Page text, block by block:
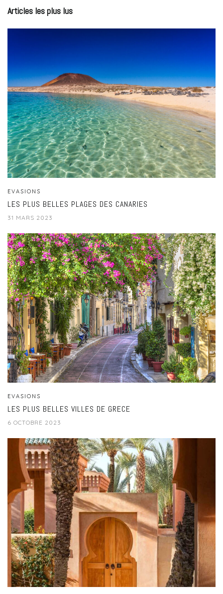
Articles les plus lus
EVASIONS
LES PLUS BELLES PLAGES DES CANARIES
31 MARS 2023
EVASIONS
LES PLUS BELLES VILLES DE GRECE
6 OCTOBRE 2023